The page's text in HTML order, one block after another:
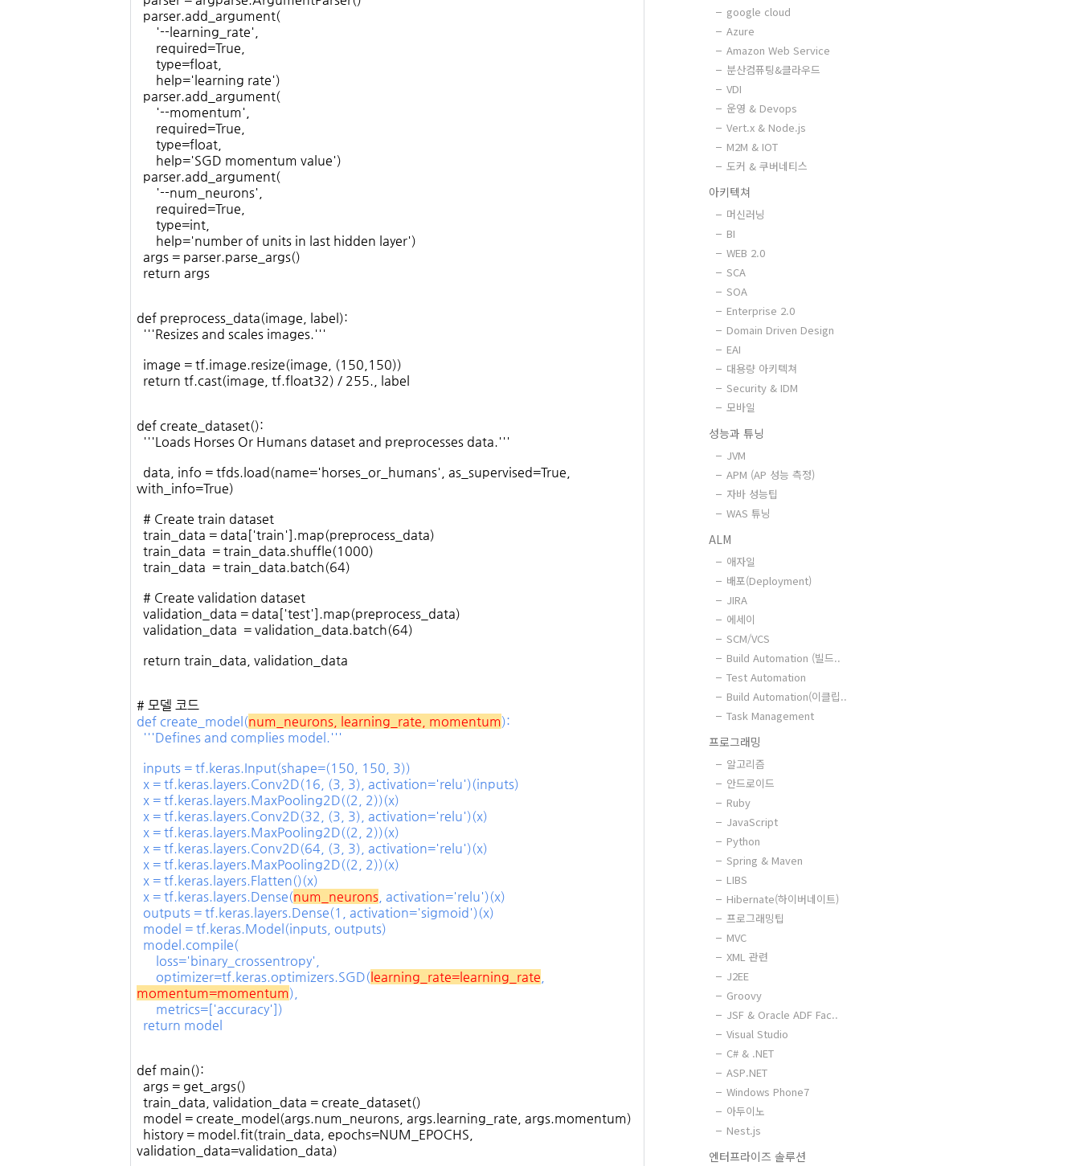
parser.add_argument(
'--learning_rate',
required=True,
type=float,
help='learning rate')
parser.add_argument(
'--momentum',
required=True,
type=float,
help='SGD momentum value')
parser.add_argument(
'--num_neurons',
required=True,
type=int,
help='number of units in last hidden layer')
args = parser.parse_args()
return args
def preprocess_data(image, label):
'''Resizes and scales images.'''
image = tf.image.resize(image, (150,150))
return tf.cast(image, tf.float32) / 255., label
def create_dataset():
'''Loads Horses Or Humans dataset and preprocesses data.'''
data, info = tfds.load(name='horses_or_humans', as_supervised=True,
with_info=True)
# Create train dataset
train_data = data['train'].map(preprocess_data)
train_data = train_data.shuffle(1000)
train_data = train_data.batch(64)
# Create validation dataset
validation_data = data['test'].map(preprocess_data)
validation_data = validation_data.batch(64)
return train_data, validation_data
# 모델 코드
def create_model(num_neurons, learning_rate, momentum):
'''Defines and complies model.'''
inputs = tf.keras.Input(shape=(150, 150, 3))
x = tf.keras.layers.Conv2D(16, (3, 3), activation='relu')(inputs)
x = tf.keras.layers.MaxPooling2D((2, 2))(x)
x = tf.keras.layers.Conv2D(32, (3, 3), activation='relu')(x)
x = tf.keras.layers.MaxPooling2D((2, 2))(x)
x = tf.keras.layers.Conv2D(64, (3, 3), activation='relu')(x)
x = tf.keras.layers.MaxPooling2D((2, 2))(x)
x = tf.keras.layers.Flatten()(x)
x = tf.keras.layers.Dense(num_neurons , activation='relu')(x)
outputs = tf.keras.layers.Dense(1, activation='sigmoid')(x)
model = tf.keras.Model(inputs, outputs)
model.compile(
loss='binary_crossentropy',
optimizer=tf.keras.optimizers.SGD(learning_rate=learning_rate
momentum=momentum),
metrics=['accuracy'])
return model
def main():
args = get_args()
train_data, validation_data = create_dataset()
model = create_model(args.num_neurons, args.learning_rate, args.momentum)
history = model.fit(train_data, epochs=NUM_EPOCHS,
validation_data=validation_data)
google cloud
Azure
Amazon Web Service
분산컴퓨팅&클라우드
VDI
운영 & Devops
Vert.x & Node.js
M2M & IOT
도커 & 쿠버네티스
아키텍쳐
머신러닝
BI
WEB 2.0
SCA
SOA
Enterprise 2.0
Domain Driven Design
EAI
대용량 아키텍쳐
Security & IDM
모바일
성능과 튜닝
JVM
APM (AP 성능 측정)
자바 성능팁
WAS 튜닝
ALM
애자일
배포(Deployment)
JIRA
에세이
SCM/VCS
Build Automation (빌드..
Test Automation
Build Automation(이클립..
Task Management
프로그래밍
알고리즘
안드로이드
Ruby
JavaScript
Python
Spring & Maven
LIBS
Hibernate(하이버네이트)
프로그래밍팁
MVC
XML 관련
J2EE
Groovy
JSF & Oracle ADF Fac..
Visual Studio
C# & .NET
ASP.NET
Windows Phone7
아두이노
Nest.js
엔터프라이즈 솔루션